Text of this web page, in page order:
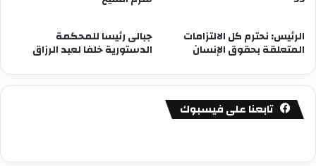
الرئيس: نحترم كل الالتزامات
المتعلقة بحقوق الإنسان
جبالى رئيسا للمحكمة
الدستورية خلفا لعبد الرزاق
تابعنا على فيسبوك